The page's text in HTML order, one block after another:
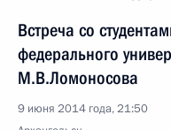
Встреча со
федерального
М.В.Ломоносова
9 июня 2014 года, 21:50